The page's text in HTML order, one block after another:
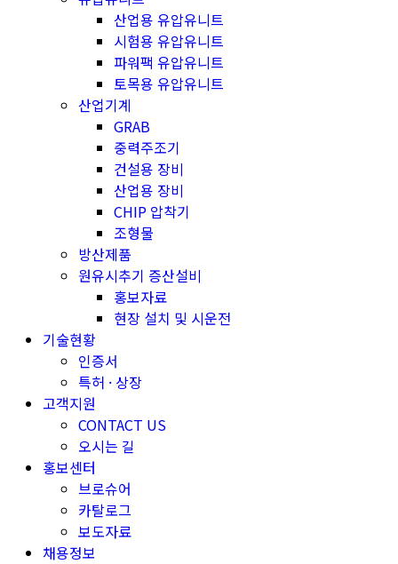
산업용 유압유니트
시험용 유압유니트
파워팩 유압유니트
토목용 유압유니트
산업기계
GRAB
중력주조기
건설용 장비
산업용 장비
CHIP 압착기
조형물
방산제품
원유시추기 증산설비
홍보자료
현장 설치 및 시운전
기술현황
인증서
특허 · 상장
고객지원
CONTACT US
오시는 길
홍보센터
브로슈어
카탈로그
보도자료
채용정보